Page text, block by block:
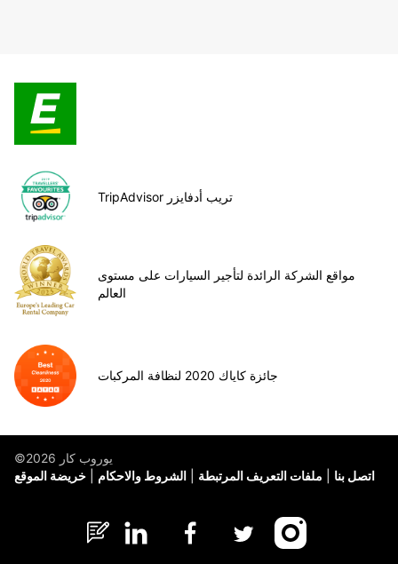
TripAdvisor تريب أدفايزر
مواقع الشركة الرائدة لتأجير السيارات على مستوى
العالم
جائزة كاياك 2020 لنظافة المركبات
©يوروب كار 2026
خريضة الموقع
الشروط والاحكام ملفات التعريف المرتبطة اتصل بنا